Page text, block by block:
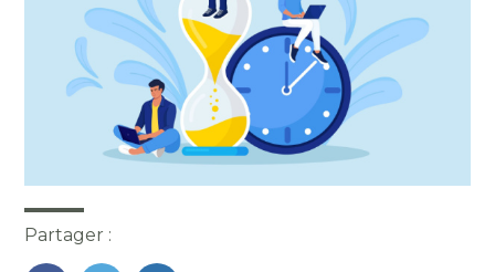
Partager :